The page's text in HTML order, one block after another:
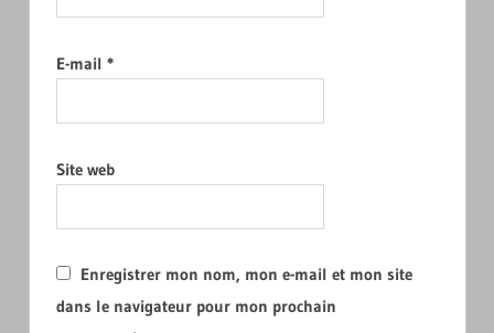
E-mail *
Site web
Enregistrer mon nom, mon e-mail et mon site
dans le navigateur pour mon prochain